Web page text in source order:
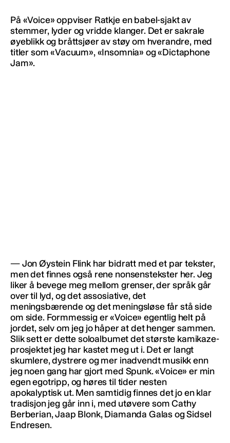
På «Voice» oppviser Ratkje en babel-sjakt av
stemmer, lyder og vridde klanger. Det er sakrale
øyeblikk og bråttsjøer av støy om hverandre, med
titler som «Vacuum», «Insomnia» og «Dictaphone
Jam».
— Jon Øystein Flink har bidratt med et par tekster,
men det finnes også rene nonsenstekster her. Jeg
liker å bevege meg mellom grenser, der språk går
over til lyd, og det assosiative, det
meningsbærende og det meningsløse får stå side
om side. Formmessig er «Voice» egentlig helt på
jordet, selv om jeg jo håper at det henger sammen.
Slik sett er dette soloalbumet det største kamikaze-
prosjektet jeg har kastet meg ut i. Det er langt
skumlere, dystrere og mer inadvendt musikk enn
jeg noen gang har gjort med Spunk. «Voice» er min
egen egotripp, og høres til tider nesten
apokalyptisk ut. Men samtidig finnes det jo en klar
tradisjon jeg går inn i, med utøvere som Cathy
Berberian, Jaap Blonk, Diamanda Galas og Sidsel
Endresen.